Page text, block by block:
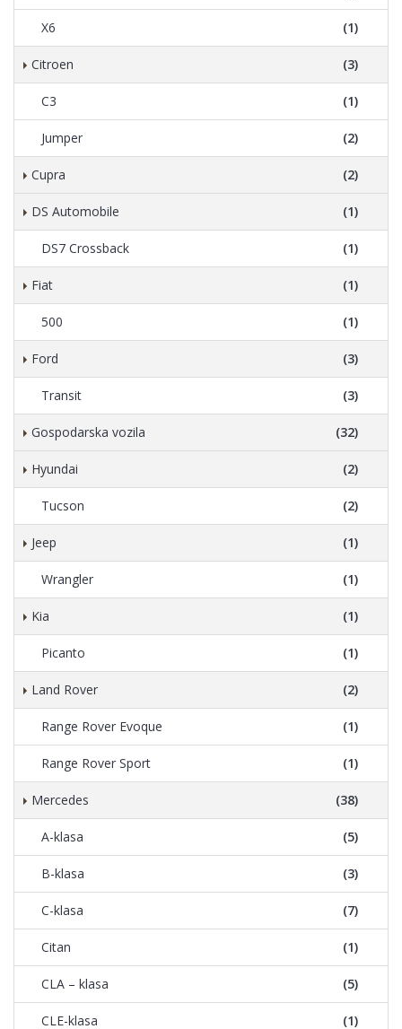
X6 (1)
Citroen (3)
C3 (1)
Jumper (2)
Cupra (2)
DS Automobile (1)
DS7 Crossback (1)
Fiat (1)
500 (1)
Ford (3)
Transit (3)
Gospodarska vozila (32)
Hyundai (2)
Tucson (2)
Jeep (1)
Wrangler (1)
Kia (1)
Picanto (1)
Land Rover (2)
Range Rover Evoque (1)
Range Rover Sport (1)
Mercedes (38)
A-klasa (5)
B-klasa (3)
C-klasa (7)
Citan (1)
CLA – klasa (5)
CLE-klasa (1)